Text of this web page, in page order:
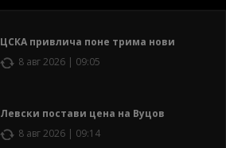
ЦСКА привлича поне трима нови
8 авг 2026 | 09:05
Левски постави цена на Вуцов
8 авг 2026 | 09:14